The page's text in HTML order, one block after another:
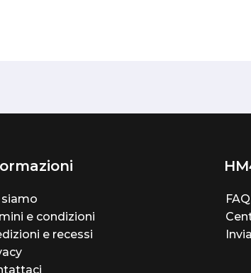
siamo
e condizioni
e recessi
FAQ